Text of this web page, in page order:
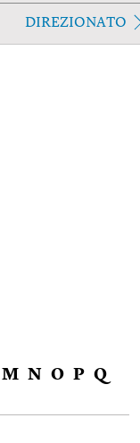
DIREZIONATO
M N O P Q